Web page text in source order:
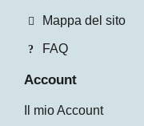
Mappa del sito
FAQ
Account
Il mio Account